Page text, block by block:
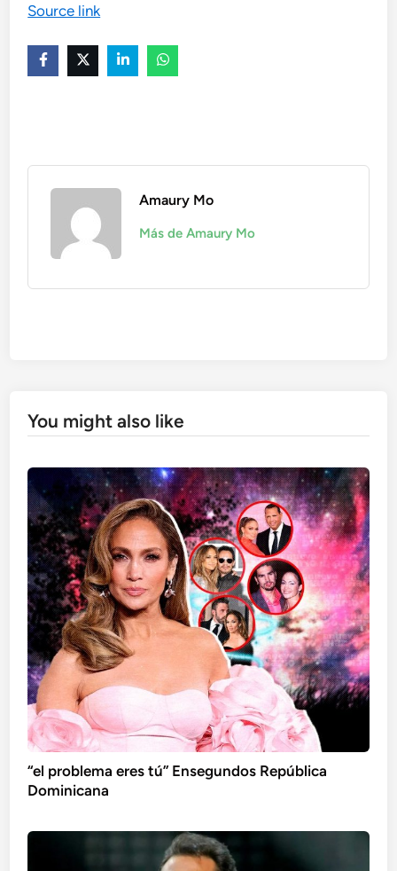
Source link
Amaury Mo
Más de Amaury Mo
You might also like
“el problema eres tú” Ensegundos República
Dominicana